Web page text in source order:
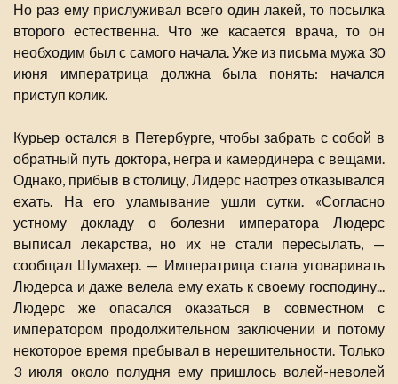
Но раз ему прислуживал всего один лакей, то посылка
второго естественна. Что же касается врача, то он
необходим был с самого начала. Уже из письма мужа 30
июня императрица должна была понять: начался
приступ колик.
Курьер остался в Петербурге, чтобы забрать с собой в
обратный путь доктора, негра и камердинера с вещами.
Однако, прибыв в столицу, Лидерс наотрез отказывался
ехать. На его уламывание ушли сутки. «Согласно
устному докладу о болезни императора Людерс
выписал лекарства, но их не стали пересылать, —
сообщал Шумахер. — Императрица стала уговаривать
Людерса и даже велела ему ехать к своему господину...
Людерс же опасался оказаться в совместном с
императором продолжительном заключении и потому
некоторое время пребывал в нерешительности. Только
3 июля около полудня ему пришлось волей-неволей